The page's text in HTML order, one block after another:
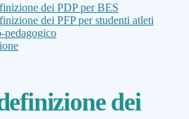
dei PDP per BES
dei PFP per studenti atleti
pedagogico
dei